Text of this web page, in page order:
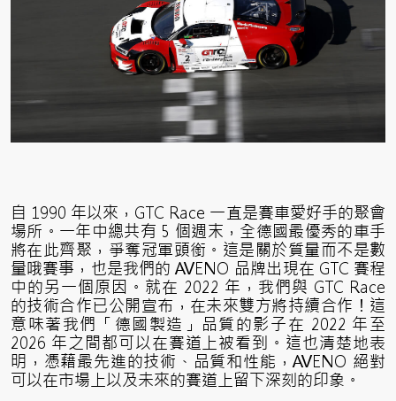
自 1990 年以來，GTC Race 一直是賽車愛好手的聚會
場所。一年中總共有 5 個週末，全德國最優秀的車手
將在此齊聚，爭奪冠軍頭銜。這是關於質量而不是數
量哦賽事，也是我們的 AVENO 品牌出現在 GTC 賽程
中的另一個原因。就在 2022 年，我們與 GTC Race
的技術合作已公開宣布，在未來雙方將持續合作！這
意味著我們「德國製造」品質的影子在 2022 年至
2026 年之間都可以在賽道上被看到。這也清楚地表
明，憑藉最先進的技術、品質和性能，AVENO 絕對
可以在市場上以及未來的賽道上留下深刻的印象。